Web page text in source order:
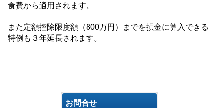
食費から適用されます。
また定額控除限度額（800万円）までを損金に算入できる
特例も３年延長されます。
お問合せ